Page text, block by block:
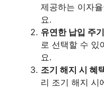
제공하는 이자
요.
유연한 납입 주기
로 선택할 수 있
요.
조기 해지 시 혜
리 조기 해지 시